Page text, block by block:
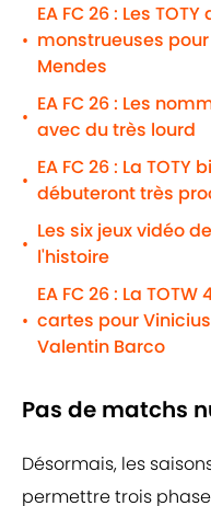
•
EA FC 26 : Les
monstrueuses
Mendes
•
EA FC 26 : Les
avec du très lourd
•
EA FC 26 : La
débuteront très
•
Les six jeux vidéo
l'histoire
•
EA FC 26 : La
cartes pour
Valentin Barco
Pas de matchs
Désormais, les
permettre trois